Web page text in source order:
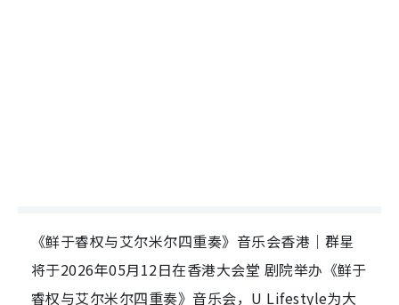
《鲜于睿权与艾尔米尔四重奏》音乐会香港｜群星
将于2026年05月12日在香港大会堂 剧院举办《鲜于
睿权与艾尔米尔四重奏》音乐会，U Lifestyle为大